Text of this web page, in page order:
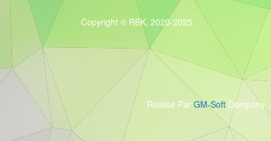
Copyright © RBK, 2020-2025
Réalisé Par GM-Soft Company